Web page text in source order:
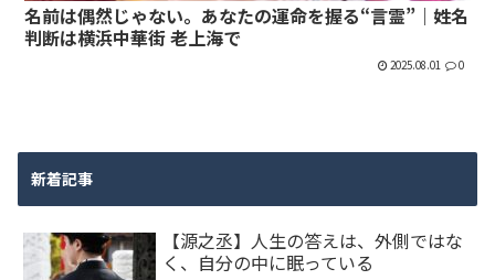
名前は偶然じゃない。あなたの運命を握る“言霊”｜姓名
判断は横浜中華街 老上海で
2025.08.01 0
新着記事
【源之丞】人生の答えは、外側ではな
く、自分の中に眠っている